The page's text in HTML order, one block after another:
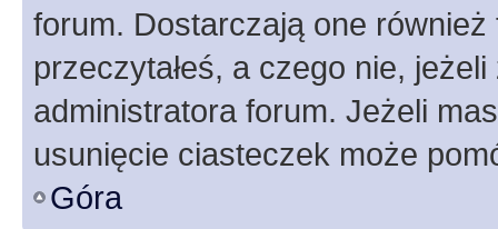
forum. Dostarczają one
przeczytałeś, a czego nie,
administratora forum. Jeżeli
usunięcie ciasteczek może
Góra